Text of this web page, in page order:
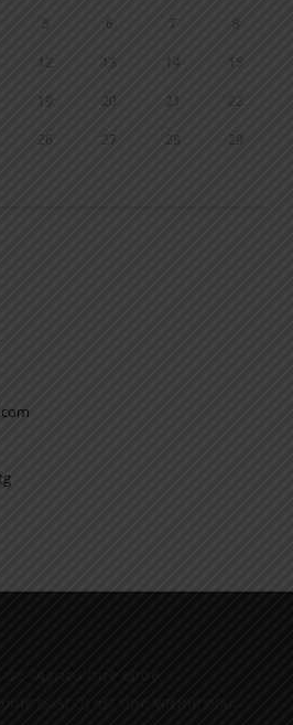
5 6 7 8
12 13 14 15
19 20 21 22
26 27 28 29